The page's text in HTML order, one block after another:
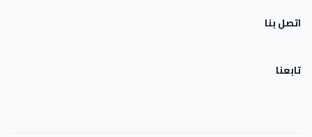
اتصل بنا
تابعنا